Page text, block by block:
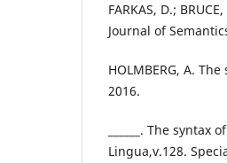
FARKAS, D.;
Journal of
HOLMBERG, A.
2016.
______. The
Lingua,v.128.